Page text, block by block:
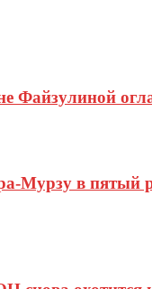
Файзулиной
Мурзу в пятый